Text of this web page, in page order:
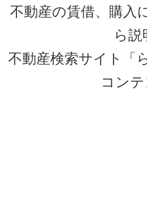
不動産の賃借、購入
ら
不動産検索サイト「
コン